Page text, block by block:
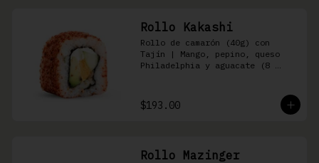
Rollo Kakashi
Rollo de camarón (40g) con
Tajín | Mango, pepino, queso
Philadelphia y aguacate (8
$193.00
Rollo Mazinger